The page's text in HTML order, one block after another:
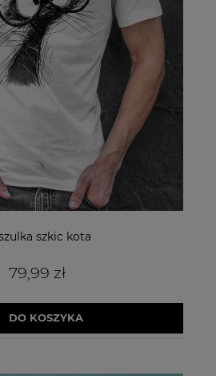
szkic kota
79,99 zł
DO KOSZYKA